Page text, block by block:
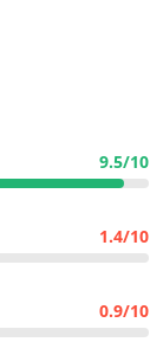
9.5/10
1.4/10
0.9/10